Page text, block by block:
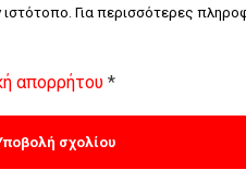
Για περισσότερες
απορρήτου *